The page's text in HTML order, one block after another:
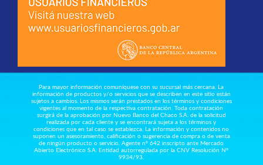
Para mayor información comuníquese con su sucursal más cercana. La
información de productos y/o servicios que se describen en este sitio están
sujetos a cambios. Los mismos serán prestados en los términos y condiciones
vigentes al momento de la respectiva contratación. Toda contratación
surgirá de la aprobación por Nuevo Banco del Chaco S.A. de la solicitud
realizada por cada cliente y se encontrará sujeta a los términos y
condiciones que en tal caso se establezca. La información y contenidos no
suponen un asesoramiento, calificación o sugerencia de compra o de venta
de ningún producto o servicio. Agente nº 642 inscripto ante Mercado
Abierto Electrónico S.A. Entidad autorregulada por la CNV Resolución Nº
9934/93.